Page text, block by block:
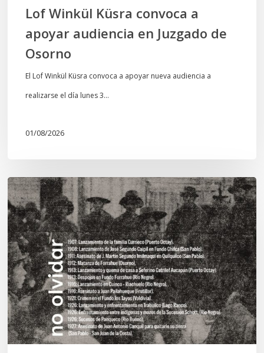
Lof Winkül Küsra convoca a
apoyar audiencia en Juzgado de
Osorno
El Lof Winkül Küsra convoca a apoyar nueva audiencia a
realizarse el día lunes 3…
01/08/2026
Chawrakawin:
Palimpsesto
explora
a
través
del
arte
las
tensiones